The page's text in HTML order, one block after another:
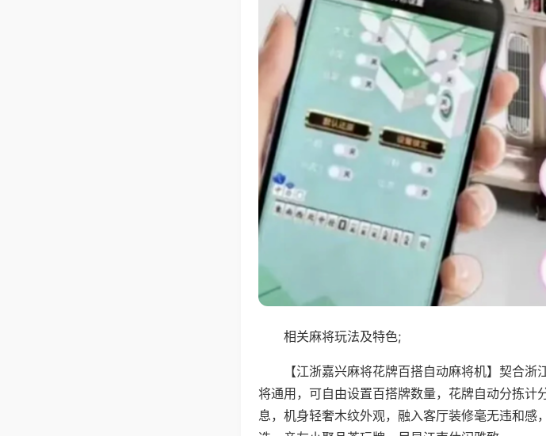
相关麻将玩法及特色;
【江浙嘉兴麻将花牌百搭自动麻将机】契合
将通用，可自由设置百搭牌数量，花牌自动分拣计
息，机身轻奢木纹外观，融入客厅装修毫无违和